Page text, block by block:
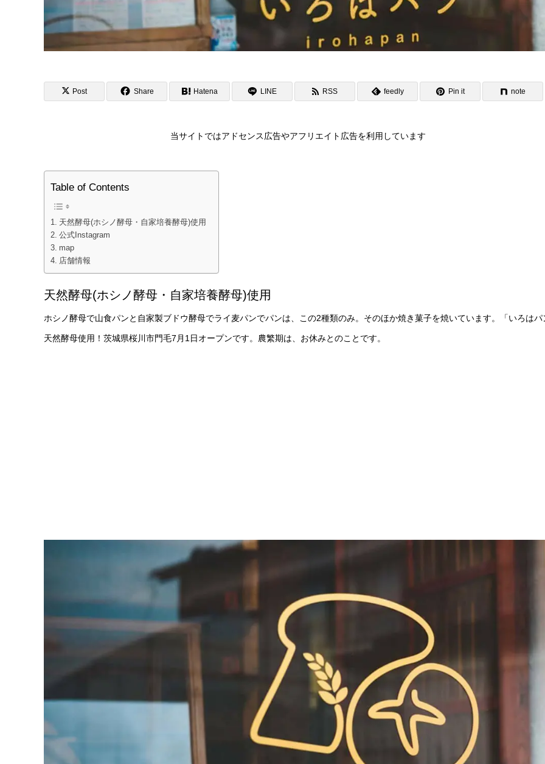
Post Share Hatena LINE RSS feedly Pin it note
当サイトではアドセンス広告やアフリエイト広告を利用しています
Table of Contents
天然酵母(ホシノ酵母・自家培養酵母)使用
公式Instagram
map
店舗情報
天然酵母(ホシノ酵母・自家培養酵母)使用
ホシノ酵母で山食パンと自家製ブドウ酵母でライ麦パンでパンは、この2種類のみ。そのほか焼き菓子を焼いています。「いろはパ
天然酵母使用！茨城県桜川市門毛7月1日オープンです。農繁期は、お休みとのことです。